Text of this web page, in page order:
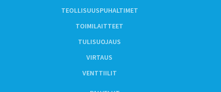
TEOLLISUUSPUHALTIMET
TOIMILAITTEET
TULISUOJAUS
VIRTAUS
VENTTIILIT